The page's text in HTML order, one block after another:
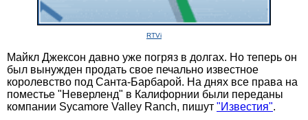
RTVi
Майкл Джексон давно уже погряз в долгах. Но теперь он
был вынужден продать свое печально известное
королевство под Санта-Барбарой. На днях все права на
поместье "Неверленд" в Калифорнии были переданы
компании Sycamore Valley Ranch, пишут "Известия".